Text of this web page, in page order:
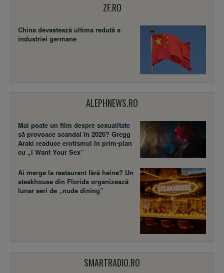
ZF.RO
China devastează ultima redută a
industriei germane
ALEPHNEWS.RO
Mai poate un film despre sexualitate
să provoace scandal în 2026? Gregg
Araki readuce erotismul în prim-plan
cu „I Want Your Sex”
Ai merge la restaurant fără haine? Un
steakhouse din Florida organizează
lunar seri de „nude dining”
SMARTRADIO.RO